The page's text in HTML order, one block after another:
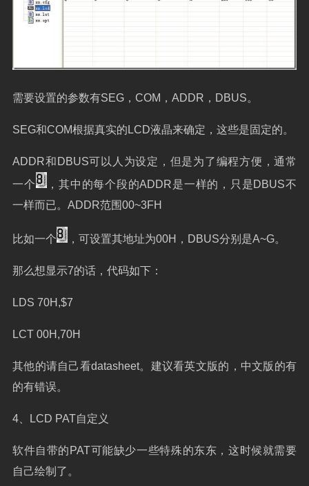
需要设置的参数有SEG ， COM ， ADDR ， DBUS。
SEG和COM根据真实的 LCD液晶来确定，这些是固定的。
ADDR和 DBUS可以人为设定，但是为了编程方便，通常
一个
，其中的每个段的ADDR是一样的，只是DBUS不
一样而已。 ADDR范围00~3FH
比如一个 ，可设置其地址为00H ， DBUS分别是A~G。
那么想显示7的话，代码如下：
LDS 70H,$7
LCT 00H,70H
其他的请自己看datasheet。建议看英文版的，中文版的有
的有错误。
4 LCD PAT自定义
软件自带的 PAT可能缺少一些特殊的东东，这时候就需要
自己绘制了。